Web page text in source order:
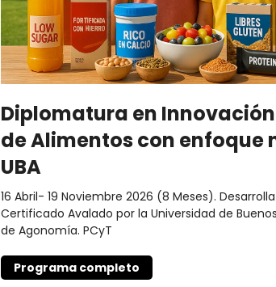
Diplomatura en
de Alimentos con
UBA
16 Abril- 19 Noviembre 2026 (8 Meses).
Certificado Avalado por la Universidad de
de Agonomía. PCyT
Programa completo